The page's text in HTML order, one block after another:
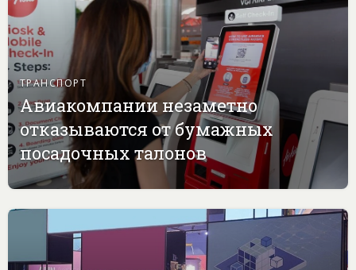
ТРАНСПОРТ
Авиакомпании незаметно
отказываются от бумажных
посадочных талонов